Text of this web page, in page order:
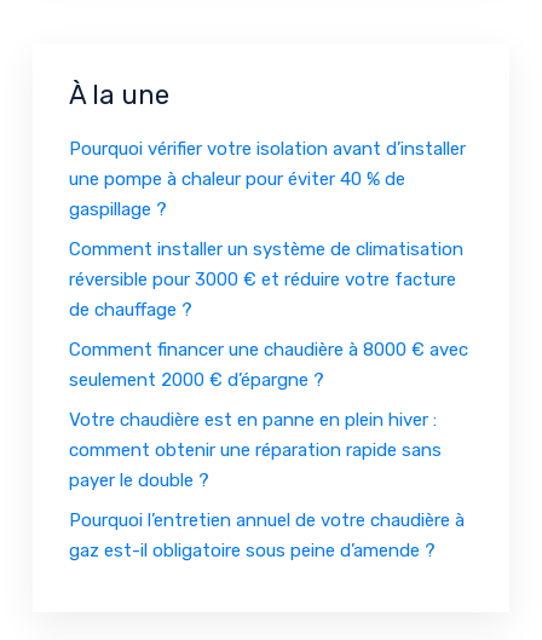
À la une
Pourquoi vérifier votre isolation avant d’installer
une pompe à chaleur pour éviter 40 % de
gaspillage ?
Comment installer un système de climatisation
réversible pour 3000 € et réduire votre facture
de chauffage ?
Comment financer une chaudière à 8000 € avec
seulement 2000 € d’épargne ?
Votre chaudière est en panne en plein hiver :
comment obtenir une réparation rapide sans
payer le double ?
Pourquoi l’entretien annuel de votre chaudière à
gaz est-il obligatoire sous peine d’amende ?